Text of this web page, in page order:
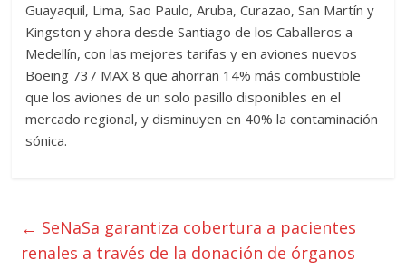
Guayaquil, Lima, Sao Paulo, Aruba, Curazao, San Martín y
Kingston y ahora desde Santiago de los Caballeros a
Medellín, con las mejores tarifas y en aviones nuevos
Boeing 737 MAX 8 que ahorran 14% más combustible
que los aviones de un solo pasillo disponibles en el
mercado regional, y disminuyen en 40% la contaminación
sónica.
← SeNaSa garantiza cobertura a pacientes
renales a través de la donación de órganos